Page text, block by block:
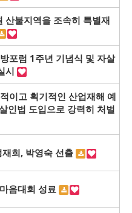
산불지역을 조속히 특별재
포럼 1주년 기념식 및 자살
시
이고 획기적인 산업재해 예
인법 도입으로 강력히 처벌
희, 박영숙 선출
음대회 성료